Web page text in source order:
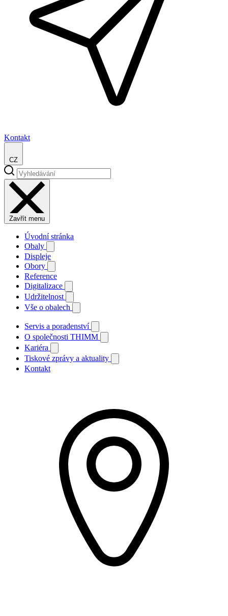
Kontakt
CZ
Zavřít menu
Úvodní stránka
Obaly
Displeje
Obory
Reference
Digitalizace
Udržitelnost
Vše o obalech
Servis a poradenství
O společnosti THIMM
Kariéra
Tiskové zprávy a aktuality
Kontakt